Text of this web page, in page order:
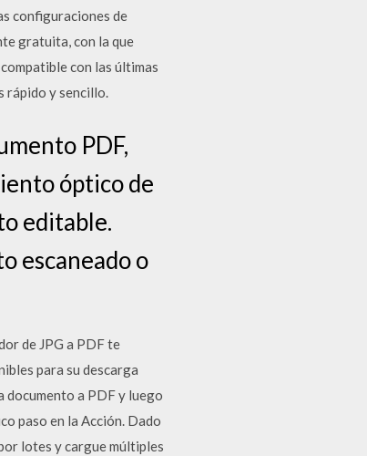
configuraciones de
gratuita, con la que
con las últimas
rápido y sencillo.
PDF,
óptico de
editable.
escaneado o
de JPG a PDF te
para su descarga
documento a PDF y luego
paso en la Acción. Dado
lotes y cargue múltiples